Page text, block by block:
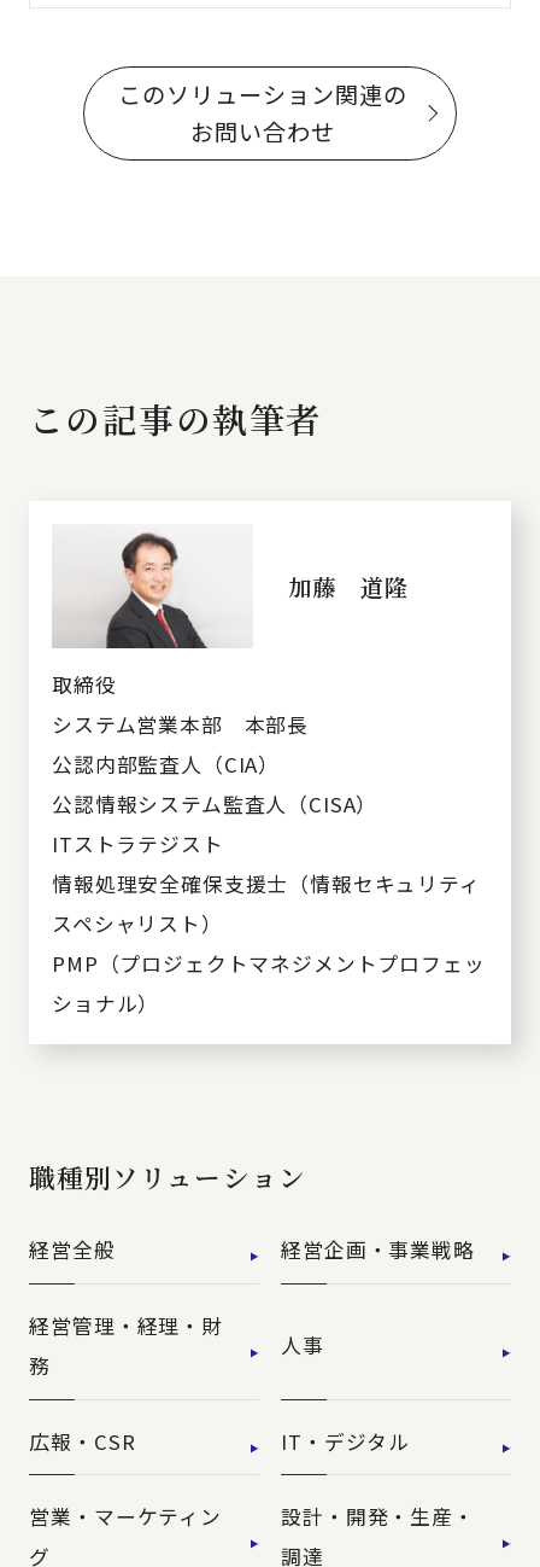
このソリューション関連の
お問い合わせ
この記事の執筆者
加藤 道隆
取締役
システム営業本部 本部長
公認内部監査人（CIA）
公認情報システム監査人（CISA）
ITストラテジスト
情報処理安全確保支援士（情報セキュリティ
スペシャリスト）
PMP（プロジェクトマネジメントプロフェッ
ショナル）
職種別ソリューション
経営全般 経営企画・事業戦略
経営管理・経理・財
務
人事
広報・CSR IT・デジタル
営業・マーケティン
グ
設計・開発・生産・
調達